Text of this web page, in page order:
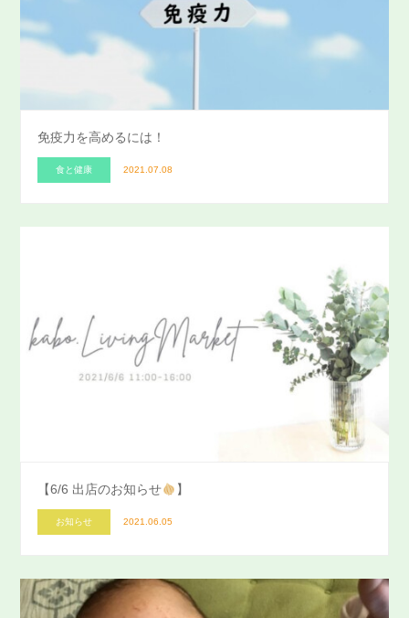
免疫力を高めるには！
食と健康 2021.07.08
【6/6 出店のお知らせ 】
お知らせ 2021.06.05